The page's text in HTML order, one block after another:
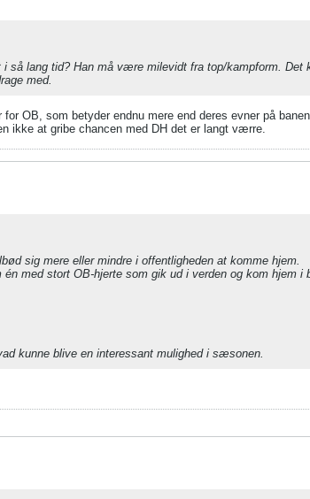
lang tid? Han må være milevidt fra top/kampform. Det
med.
OB, som betyder endnu mere end deres evner på
ikke at gribe chancen med DH det er langt værre.
sig mere eller mindre i offentligheden at komme hjem.
med stort OB-hjerte som gik ud i verden og kom hjem i
kunne blive en interessant mulighed i sæsonen.